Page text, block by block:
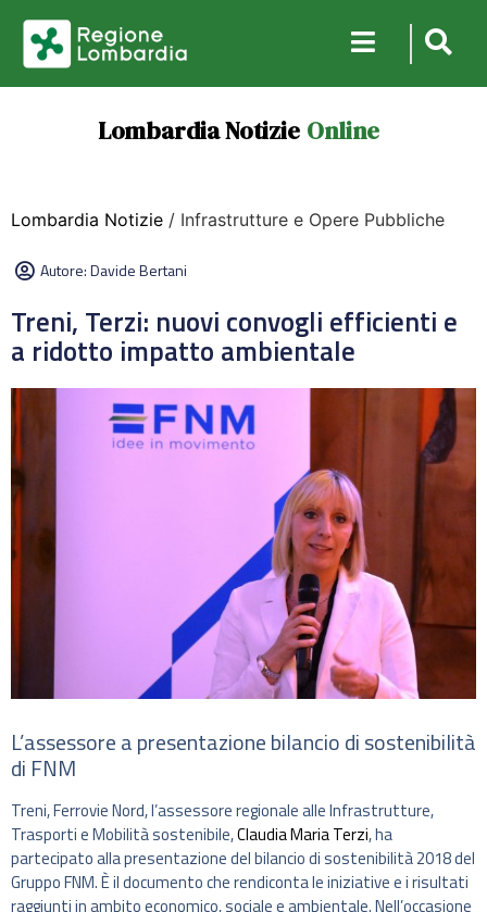
Lombardia Notizie Online
Lombardia Notizie / Infrastrutture e Opere Pubbliche
Autore:Davide Bertani
Treni, Terzi: nuovi convogli efficienti e
a ridotto impatto ambientale
L’assessore a presentazione bilancio di sostenibilità
di FNM
Treni, Ferrovie Nord, l’assessore regionale alle Infrastrutture,
Trasporti e Mobilità sostenibile,Claudia Maria Terzi, ha
partecipato alla presentazione del bilancio di sostenibilità 2018 del
Gruppo FNM. È il documento che rendiconta le iniziative e i risultati
raggiunti in ambito economico, sociale e ambientale. Nell’occasione